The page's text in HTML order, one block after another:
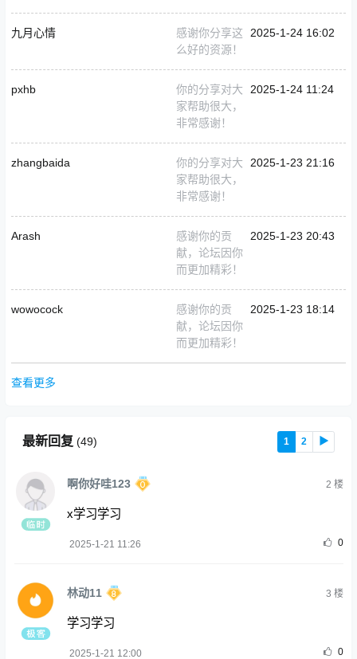
九月心情
感谢你分享这
么好的资源！
2025-1-24 16:02
pxhb
你的分享对大
家帮助很大，
非常感谢！
2025-1-24 11:24
zhangbaida
你的分享对大
家帮助很大，
非常感谢！
2025-1-23 21:16
Arash
感谢你的贡
献，论坛因你
而更加精彩！
2025-1-23 20:43
wowocock
感谢你的贡
献，论坛因你
而更加精彩！
2025-1-23 18:14
查看更多
最新回复 (49) 1 2 ▶
啊你好哇123 2 楼
x学习学习
2025-1-21 11:26 0
林动11 3 楼
学习学习
2025-1-21 12:00 0